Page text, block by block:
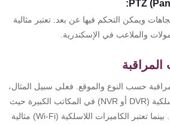
ويمكن التحكم فيها عن بعد. تعتبر مثالية
والملاعب في الإسكندرية.
حسب النوع والموقع. فعلى سبيل المثال،
يمكن استخدام الكاميرات السلكية (DVR أو NVR) في المكاتب الكبيرة حيث
تكون موثوقة وثابتة في الأداء. بينما تعتبر الكاميرات اللاسلكية (Wi-Fi) مثالية